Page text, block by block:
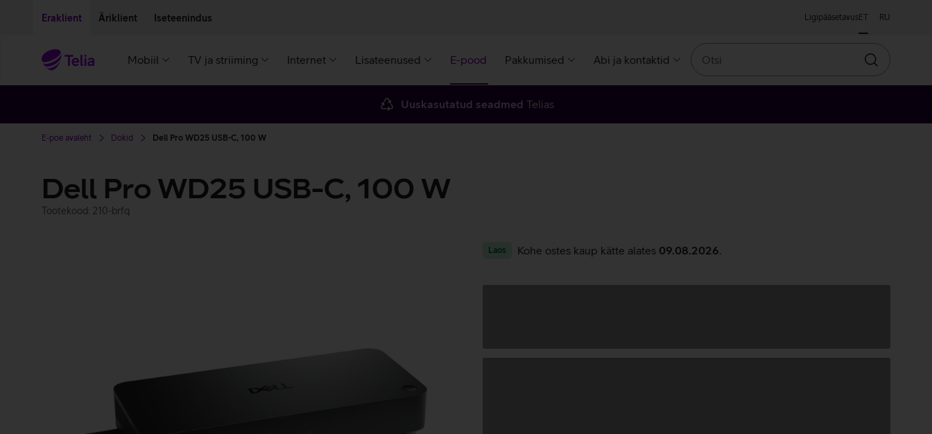
Eraklient Äriklient Iseteenindus LigipääsetavusET RU
Mobiil TV ja striiming Internet Lisateenused E-pood Pakkumised Abi ja kontaktid
Otsin
Uuskasutatud seadmed Telias
E-poe avaleht Dokid Dell Pro WD25 USB-C, 100 W
Dell Pro WD25 USB-C, 100 W
Tootekood: 210-brfq
Laos Kohe ostes kaup kätte alates 09.08.2026